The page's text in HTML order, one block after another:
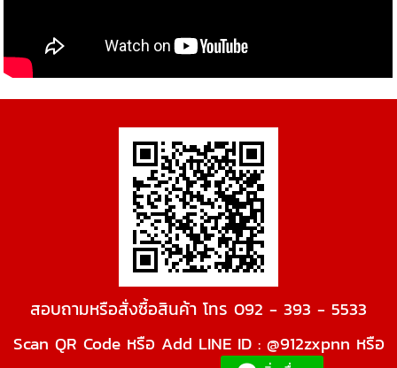
สอบถามหรือสั่งซื้อสินค้า โทร 092 - 393 - 5533
Scan QR Code หรือ Add LINE ID : @912zxpnn หรือ